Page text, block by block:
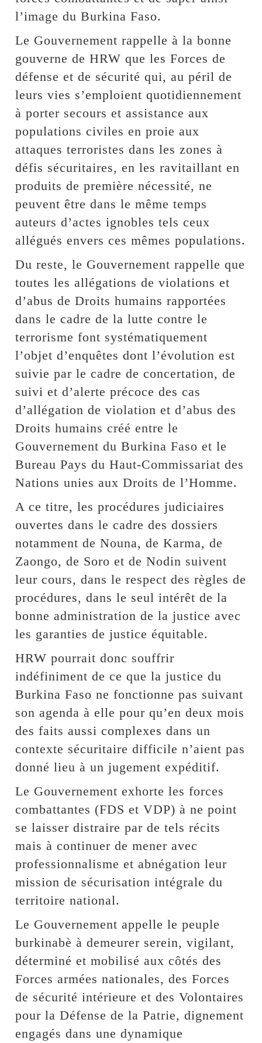
l’image du Burkina Faso.
Le Gouvernement rappelle à la bonne
gouverne de HRW que les Forces de
défense et de sécurité qui, au péril de
leurs vies s’emploient quotidiennement
à porter secours et assistance aux
populations civiles en proie aux
attaques terroristes dans les zones à
défis sécuritaires, en les ravitaillant en
produits de première nécessité, ne
peuvent être dans le même temps
auteurs d’actes ignobles tels ceux
allégués envers ces mêmes populations.
Du reste, le Gouvernement rappelle que
toutes les allégations de violations et
d’abus de Droits humains rapportées
dans le cadre de la lutte contre le
terrorisme font systématiquement
l’objet d’enquêtes dont l’évolution est
suivie par le cadre de concertation, de
suivi et d’alerte précoce des cas
d’allégation de violation et d’abus des
Droits humains créé entre le
Gouvernement du Burkina Faso et le
Bureau Pays du Haut-Commissariat des
Nations unies aux Droits de l’Homme.
A ce titre, les procédures judiciaires
ouvertes dans le cadre des dossiers
notamment de Nouna, de Karma, de
Zaongo, de Soro et de Nodin suivent
leur cours, dans le respect des règles de
procédures, dans le seul intérêt de la
bonne administration de la justice avec
les garanties de justice équitable.
HRW pourrait donc souffrir
indéfiniment de ce que la justice du
Burkina Faso ne fonctionne pas suivant
son agenda à elle pour qu’en deux mois
des faits aussi complexes dans un
contexte sécuritaire difficile n’aient pas
donné lieu à un jugement expéditif.
Le Gouvernement exhorte les forces
combattantes (FDS et VDP) à ne point
se laisser distraire par de tels récits
mais à continuer de mener avec
professionnalisme et abnégation leur
mission de sécurisation intégrale du
territoire national.
Le Gouvernement appelle le peuple
burkinabè à demeurer serein, vigilant,
déterminé et mobilisé aux côtés des
Forces armées nationales, des Forces
de sécurité intérieure et des Volontaires
pour la Défense de la Patrie, dignement
engagés dans une dynamique